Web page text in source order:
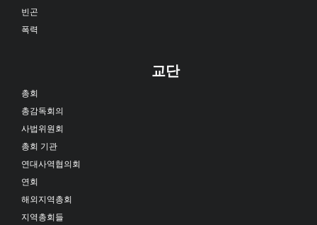
빈곤
폭력
교단
총회
총감독회의
사법위원회
총회 기관
연대사역협의회
연회
해외지역총회
지역총회들